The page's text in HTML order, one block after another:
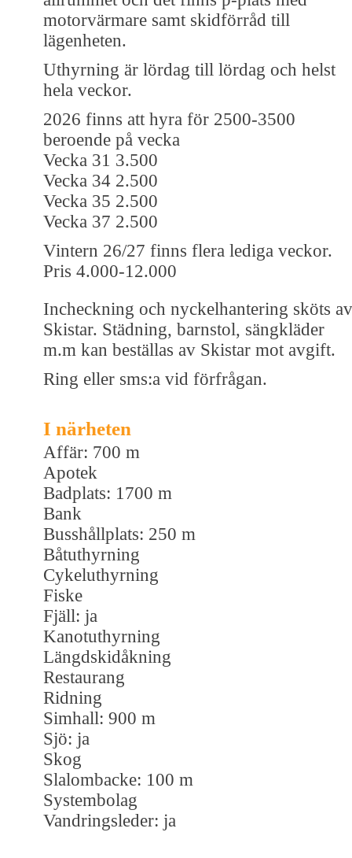
motorvärmare samt skidförråd till
lägenheten.
Uthyrning är lördag till lördag och helst
hela veckor.
2026 finns att hyra för 2500-3500
beroende på vecka
Vecka 31 3.500
Vecka 34 2.500
Vecka 35 2.500
Vecka 37 2.500
Vintern 26/27 finns flera lediga veckor.
Pris 4.000-12.000
Incheckning och nyckelhantering sköts av
Skistar. Städning, barnstol, sängkläder
m.m kan beställas av Skistar mot avgift.
Ring eller sms:a vid förfrågan.
I närheten
Affär: 700 m
Apotek
Badplats: 1700 m
Bank
Busshållplats: 250 m
Båtuthyrning
Cykeluthyrning
Fiske
Fjäll: ja
Kanotuthyrning
Längdskidåkning
Restaurang
Ridning
Simhall: 900 m
Sjö: ja
Skog
Slalombacke: 100 m
Systembolag
Vandringsleder: ja